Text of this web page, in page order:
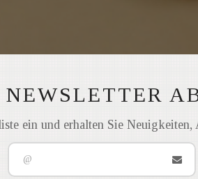
NEWSLETTER
ein und erhalten Sie Neuigkeiten,